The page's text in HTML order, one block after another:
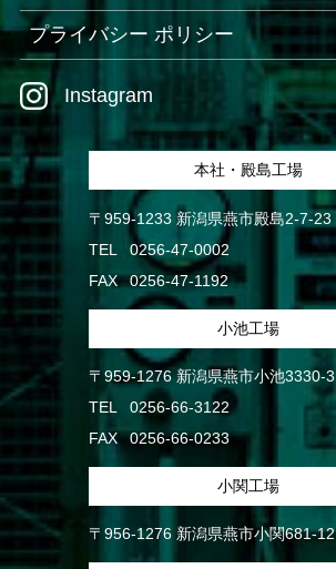
Instagram
プライバシー ポリシー
本社・殿島工場
〒959-1233 新潟県燕市殿島2-7-23
TEL
0256-47-0002
FAX
0256-47-1192
小池工場
〒959-1276 新潟県燕市小池3330-3
TEL
0256-66-3122
FAX
0256-66-0233
小関工場
〒956-1276 新潟県燕市小関681-12